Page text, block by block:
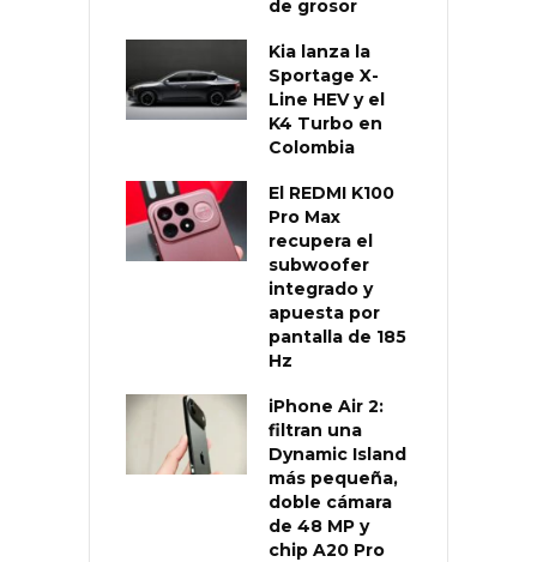
de grosor
Kia lanza la
Sportage X-
Line HEV y el
K4 Turbo en
Colombia
El REDMI K100
Pro Max
recupera el
subwoofer
integrado y
apuesta por
pantalla de 185
Hz
iPhone Air 2:
filtran una
Dynamic Island
más pequeña,
doble cámara
de 48 MP y
chip A20 Pro